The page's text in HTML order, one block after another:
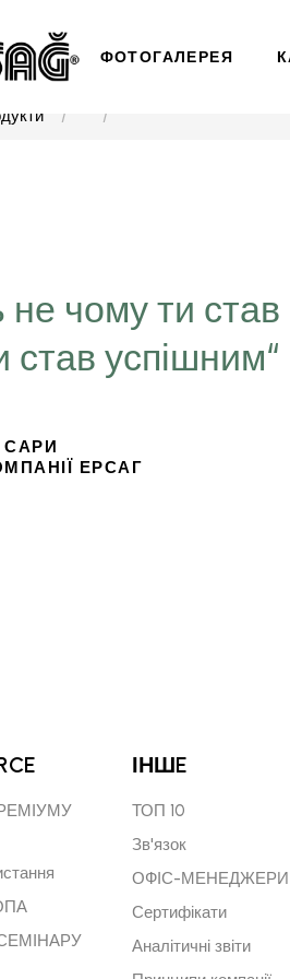
ФОТОГАЛЕРЕЯ
не чому ти став
став успішним“
САРИ
ЕРСАГ
ІНШE
ТОП 10
Зв'язок
ОФІС-МЕНЕДЖЕРИ
Сертифікати
Аналітичні звіти